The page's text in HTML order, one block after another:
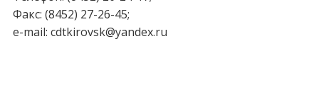
Факс: (8452) 27-26-45;
e-mail: cdtkirovsk@yandex.ru